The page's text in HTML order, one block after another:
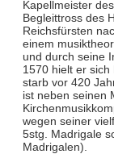
Kapellmeister
Begleittross des
Reichsfürsten
einem
und durch seine
1570 hielt er
starb vor 420
ist neben seinen
wegen seiner
5stg. Madrigale
Madrigalen).